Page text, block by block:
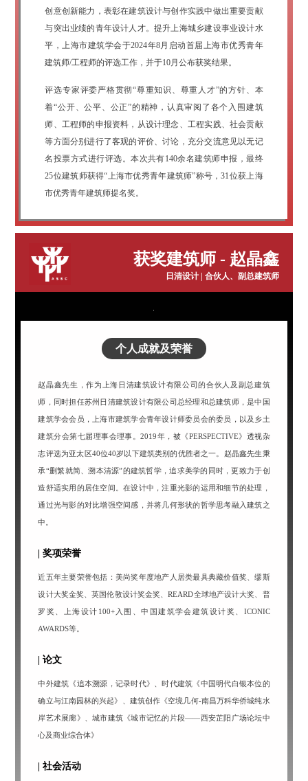
创意创新能力，表彰在建筑设计与创作实践中做出重要贡献
与突出业绩的青年设计人才。提升上海城乡建设事业设计水
平，上海市建筑学会于2024年8月启动首届上海市优秀青年
建筑师/工程师的评选工作，并于10月公布获奖结果。
评选专家评委严格贯彻“尊重知识、尊重人才”的方针、本
着“公开、公平、公正”的精神，认真审阅了各个入围建筑
师、工程师的申报资料，从设计理念、工程实践、社会贡献
等方面分别进行了客观的评价、讨论，充分交流意见以无记
名投票方式进行评选。本次共有140余名建筑师申报，最终
25位建筑师获得“上海市优秀青年建筑师”称号，31位获上海
市优秀青年建筑师提名奖。
获奖建筑师 - 赵晶鑫
日清设计 | 合伙人、副总建筑师
个人成就及荣誉
赵晶鑫先生，作为上海日清建筑设计有限公司的合伙人及副总建筑
师，同时担任苏州日清建筑设计有限公司总经理和总建筑师，是中国
建筑学会会员，上海市建筑学会青年设计师委员会的委员，以及乡土
建筑分会第七届理事会理事。2019年，被《PERSPECTIVE》透视杂
志评选为亚太区40位40岁以下建筑类别的优胜者之一。赵晶鑫先生秉
承“删繁就简、溯本清源”的建筑哲学，追求美学的同时，更致力于创
造舒适实用的居住空间。在设计中，注重光影的运用和细节的处理，
通过光与影的对比增强空间感，并将几何形状的哲学思考融入建筑之
中。
| 奖项荣誉
近五年主要荣誉包括：美尚奖年度地产人居类最具典藏价值奖、缪斯
设计大奖金奖、英国伦敦设计奖金奖、REARD全球地产设计大奖、普
罗奖、上海设计100+入围、中国建筑学会建筑设计奖、ICONIC
AWARDS等。
| 论文
中外建筑《追本溯源，记录时代》、时代建筑《中国明代白银本位的
确立与江南园林的兴起》、建筑创作《空境几何-南昌万科华侨城纯水
岸艺术展廊》、城市建筑《城市记忆的片段——西安芷阳广场论坛中
心及商业综合体》
| 社会活动